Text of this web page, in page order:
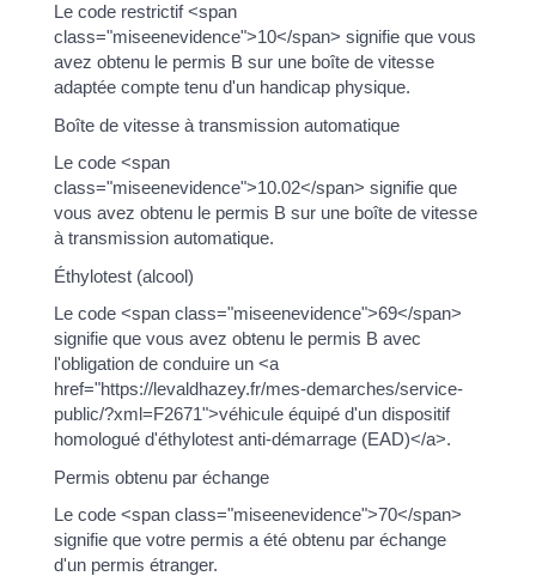
Le code restrictif <span
class="miseenevidence">10</span> signifie que vous
avez obtenu le permis B sur une boîte de vitesse
adaptée compte tenu d'un handicap physique.
Boîte de vitesse à transmission automatique
Le code <span
class="miseenevidence">10.02</span> signifie que
vous avez obtenu le permis B sur une boîte de vitesse
à transmission automatique.
Éthylotest (alcool)
Le code <span class="miseenevidence">69</span>
signifie que vous avez obtenu le permis B avec
l'obligation de conduire un <a
href="https://levaldhazey.fr/mes-demarches/service-
public/?xml=F2671">véhicule équipé d'un dispositif
homologué d'éthylotest anti-démarrage (EAD)</a>.
Permis obtenu par échange
Le code <span class="miseenevidence">70</span>
signifie que votre permis a été obtenu par échange
d'un permis étranger.